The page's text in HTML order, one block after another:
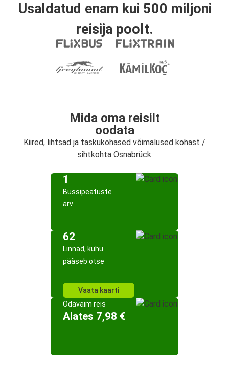
Usaldatud enam kui 500 miljoni
reisija poolt.
Mida oma reisilt
oodata
Kiired, lihtsad ja taskukohased võimalused kohast /
sihtkohta Osnabrück
1
Bussipeatuste
arv
62
Linnad, kuhu
pääseb otse
Vaata kaarti
Odavaim reis
Alates 7,98 €